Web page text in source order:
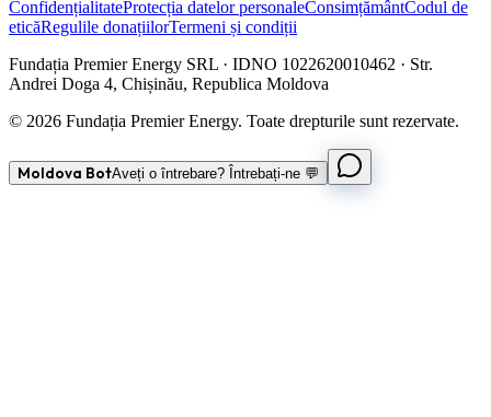
ConfidențialitateProtecția datelor personaleConsimțământCodul de
eticăRegulile donațiilorTermeni și condiții
Fundația Premier Energy SRL · IDNO 1022620010462 · Str.
Andrei Doga 4, Chișinău, Republica Moldova
© 2026 Fundația Premier Energy. Toate drepturile sunt rezervate.
Moldova BotAveți o întrebare? Întrebați-ne 💬